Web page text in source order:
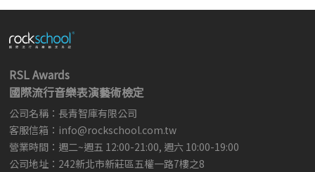
RSL Awards
國際流行音樂表演藝術檢定
公司名稱：長青智庫有限公司
客服信箱： info@rockschool.com.tw ​
營業時間：週二~週五 12:00-21:00, 週六 10:00-19:00
公司地址：242新北市新莊區五權一路7樓之8